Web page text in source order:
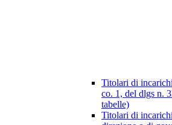
Titolari di
co. 1, del dlgs n.
tabelle)
Titolari di